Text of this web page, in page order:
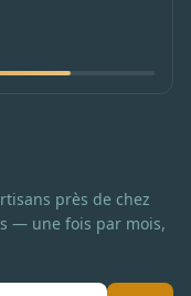
près de chez
— une fois par mois,